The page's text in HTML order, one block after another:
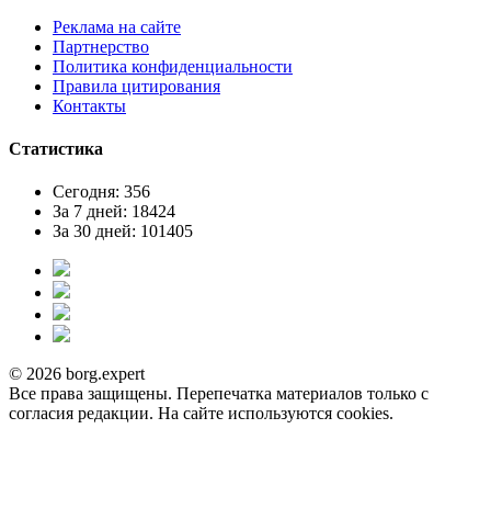
Реклама на сайте
Партнерство
Политика конфиденциальности
Правила цитирования
Контакты
Статистика
Сегодня: 356
За 7 дней: 18424
За 30 дней: 101405
© 2026 borg.expert
Все права защищены. Перепечатка материалов только с
согласия редакции. На сайте используются cookies.